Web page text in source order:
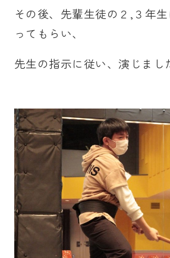
その後、先輩生徒の２,３年
ってもらい、
先生の指示に従い、演じまし